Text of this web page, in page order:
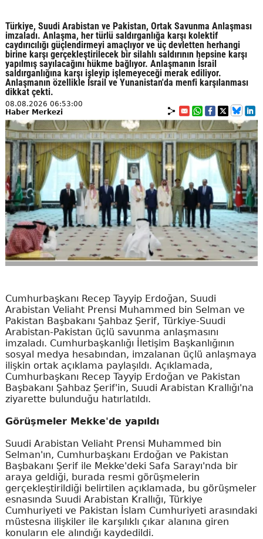
Türkiye, Suudi Arabistan ve Pakistan, Ortak Savunma Anlaşması
imzaladı. Anlaşma, her türlü saldırganlığa karşı kolektif
caydırıcılığı güçlendirmeyi amaçlıyor ve üç devletten herhangi
birine karşı gerçekleştirilecek bir silahlı saldırının hepsine karşı
yapılmış sayılacağını hükme bağlıyor. Anlaşmanın İsrail
saldırganlığına karşı işleyip işlemeyeceği merak ediliyor.
Anlaşmanın özellikle İsrail ve Yunanistan'da menfi karşılanması
dikkat çekti.
08.08.2026 06:53:00
Haber Merkezi
Cumhurbaşkanı Recep Tayyip Erdoğan, Suudi
Arabistan Veliaht Prensi Muhammed bin Selman ve
Pakistan Başbakanı Şahbaz Şerif, Türkiye-Suudi
Arabistan-Pakistan üçlü savunma anlaşmasını
imzaladı. Cumhurbaşkanlığı İletişim Başkanlığının
sosyal medya hesabından, imzalanan üçlü anlaşmaya
ilişkin ortak açıklama paylaşıldı. Açıklamada,
Cumhurbaşkanı Recep Tayyip Erdoğan ve Pakistan
Başbakanı Şahbaz Şerif'in, Suudi Arabistan Krallığı'na
ziyarette bulunduğu hatırlatıldı.
Görüşmeler Mekke'de yapıldı
Suudi Arabistan Veliaht Prensi Muhammed bin
Selman'ın, Cumhurbaşkanı Erdoğan ve Pakistan
Başbakanı Şerif ile Mekke'deki Safa Sarayı'nda bir
araya geldiği, burada resmi görüşmelerin
gerçekleştirildiği belirtilen açıklamada, bu görüşmeler
esnasında Suudi Arabistan Krallığı, Türkiye
Cumhuriyeti ve Pakistan İslam Cumhuriyeti arasındaki
müstesna ilişkiler ile karşılıklı çıkar alanına giren
konuların ele alındığı kaydedildi.